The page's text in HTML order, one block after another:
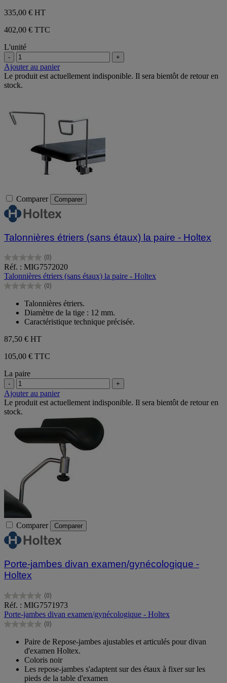
335,00 € HT
402,00 € TTC
L'unité
- +
Ajouter au panier
Le produit est actuellement indisponible. Il sera bientôt de retour en
stock.
Comparer Comparer
Talonnières étriers (sans étaux) la paire - Holtex
(0)
0.0
sur
5
étoiles.
Réf. : MIG7572020
Talonnières étriers (sans étaux) la paire - Holtex
(0)
0.0
étoiles.
Talonnières étriers.
Diamètre de la tige : 12 mm.
Caractéristique technique précisée.
87,50 € HT
105,00 € TTC
La paire
- +
Ajouter au panier
Le produit est actuellement indisponible. Il sera bientôt de retour en
stock.
Comparer Comparer
Porte-jambes divan examen/gynécologique -
Holtex
(0)
0.0
sur
5
étoiles.
Réf. : MIG7571973
Porte-jambes divan examen/gynécologique - Holtex
(0)
0.0
étoiles.
Paire de Repose-jambes ajustables et articulés pour divan
d'examen Holtex.
Coloris noir
Les repose-jambes s'adaptent sur des étaux à fixer sur les
pieds de la table d'examen